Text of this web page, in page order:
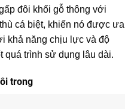
đôi khối gỗ thông với
cá biệt, khiến nó được ưa
khả năng chịu lực và độ
quá trình sử dụng lâu dài.
trong